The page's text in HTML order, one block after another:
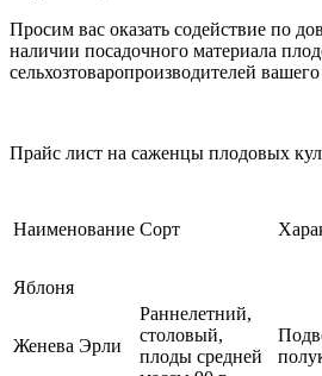
Просим вас оказать содействие по
наличии посадочного материала
сельхозтоваропроизводителей
Прайс лист на саженцы плодовых
Наименование Сорт
Яблоня
Женева Эрли
Раннелетний,
столовый,
плоды средней